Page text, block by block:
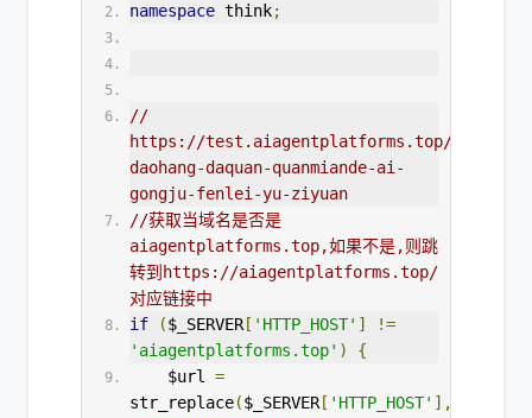
namespace think;
//
https://test.aiagentplatforms.top/ai-
daohang-daquan-quanmiande-ai-
gongju-fenlei-yu-ziyuan
//获取当域名是否是
aiagentplatforms.top,如果不是,则跳
转到https://aiagentplatforms.top/
对应链接中
if
($_SERVER[ 'HTTP_HOST' ]
!=
'aiagentplatforms.top' )
{
    $url
=
str_replace($_SERVER[ 'HTTP_HOST' ],